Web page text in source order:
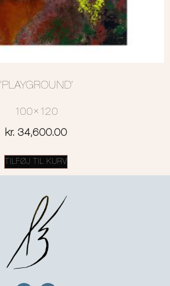
‘PLAYGROUND’
100×120
kr. 34,600.00
TILFØJ TIL KURV